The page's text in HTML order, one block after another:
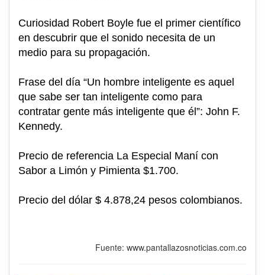
Curiosidad Robert Boyle fue el primer científico
en descubrir que el sonido necesita de un
medio para su propagación.
Frase del día “Un hombre inteligente es aquel
que sabe ser tan inteligente como para
contratar gente más inteligente que él”: John F.
Kennedy.
Precio de referencia La Especial Maní con
Sabor a Limón y Pimienta $1.700.
Precio del dólar $ 4.878,24 pesos colombianos.
Fuente: www.pantallazosnoticias.com.co